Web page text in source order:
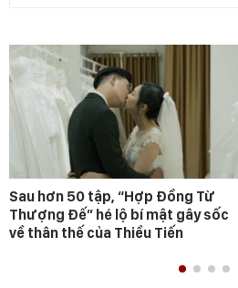
Sau hơn 50 tập, “Hợp Đồng Từ
Thượng Đế” hé lộ bí mật gây sốc
về thân thế của Thiều Tiến